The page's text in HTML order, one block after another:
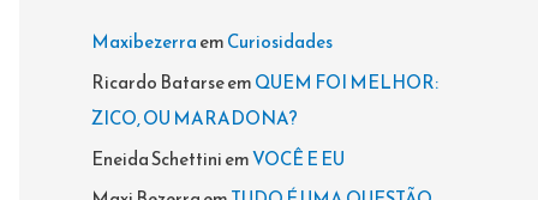
MaxibezerraemCuriosidades
Ricardo BatarseemQUEM FOI MELHOR:
ZICO, OU MARADONA?
Eneida SchettiniemVOCÊ E EU